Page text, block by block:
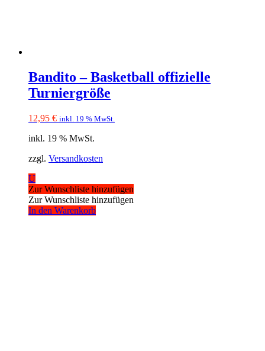
Bandito – Basketball offizielle
Turniergröße
12,95 € inkl. 19 % MwSt.
inkl. 19 % MwSt.
zzgl. Versandkosten
U
Zur Wunschliste hinzufügen
Zur Wunschliste hinzufügen
In den Warenkorb